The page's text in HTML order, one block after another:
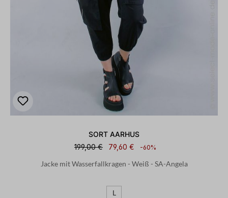
SORT AARHUS
199,00 €
79,60 € -60%
Jacke mit Wasserfallkragen - Weiß - SA-Angela
L